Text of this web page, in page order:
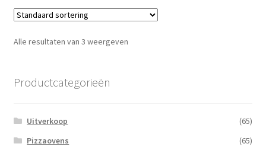
Alle resultaten van 3 weergeven
Productcategorieën
Uitverkoop
(65)
Pizzaovens
(65)